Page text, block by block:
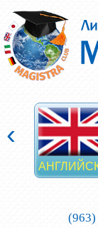
‹
(963)